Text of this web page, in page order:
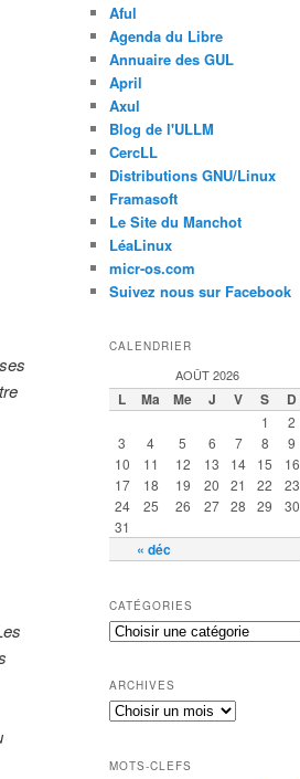
Aful
Agenda du Libre
Annuaire des GUL
April
Axul
Blog de l'ULLM
CercLL
Distributions GNU/Linux
Framasoft
Le Site du Manchot
LéaLinux
micr-os.com
Suivez nous sur Facebook
CALENDRIER
AOÛT 2026
L Ma Me J V S D
« déc
1
2
3
4 5 6 7 8
9
10
11 12 13 14 15
16
17
18 19 20 21 22
23
24
25 26 27 28 29
30
31
CATÉGORIES
ARCHIVES
MOTS-CLEFS